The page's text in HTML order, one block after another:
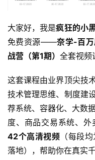
大家好，我是疯狂的小
免费资源——奈学-百
战营（第1期） 全套视频
这套课程由业界顶尖技
技术管理思维、制度建
荐系统、容器化、大数
度、商品交易系统、
42个高清视频 （每段
落地），帮助你在真实